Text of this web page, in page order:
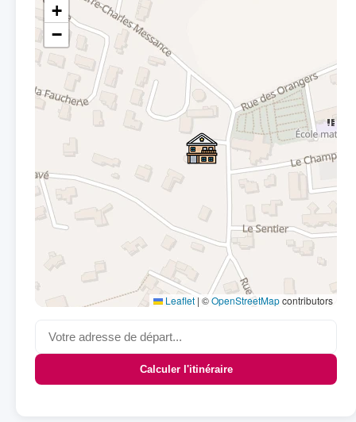
+
−
Leaflet | ©OpenStreetMapcontributors
Calculer l'itinéraire